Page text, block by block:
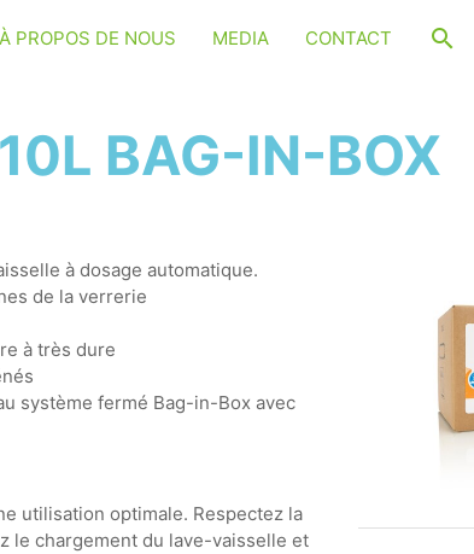
À PROPOS DE NOUS MEDIA CONTACT
BAG-IN-BOX
à dosage automatique.
de la verrerie
à très dure
système fermé Bag-in-Box avec
utilisation optimale. Respectez la
le chargement du lave-vaisselle et